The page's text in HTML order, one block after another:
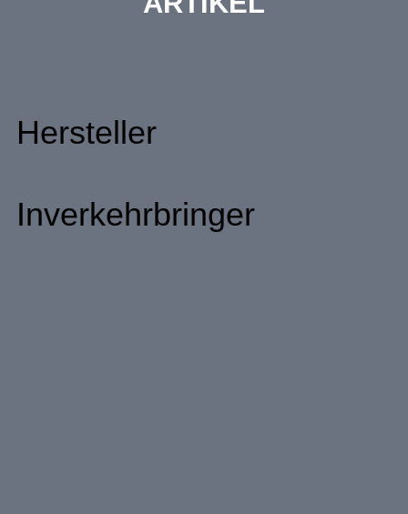
Hersteller
Inverkehrbringer